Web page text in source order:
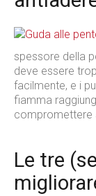
spessore della
deve essere
facilmente, e i
fiamma
compromettere
Le tre